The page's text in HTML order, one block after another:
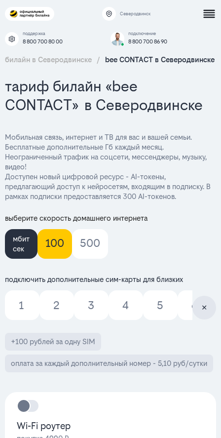
Северодвинск
поддержка
8 800 700 80 00
подключение
8 800 700 86 90
билайн в Северодвинске / bee CONTACT в Северодвинске
тариф билайн «bee
CONTACT» в Северодвинске
Мобильная связь, интернет и ТВ для вас и вашей семьи.
Бесплатные дополнительные Гб каждый месяц.
Неограниченный трафик на соцсети, мессенджеры, музыку,
видео!
Доступен новый цифровой ресурс - AI-токены,
предлагающий доступ к нейросетям, входящим в подписку. В
рамках подписки предоставляется 300 AI-токенов.
выберите скорость домашнего интернета
мбит
сек
100 500
подключить дополнительные сим-карты для близких
1 2 3 4 5 6
+100 рублей за одну SIM
оплата за каждый дополнительный номер - 5,10 руб/сутки
Wi-Fi роутер